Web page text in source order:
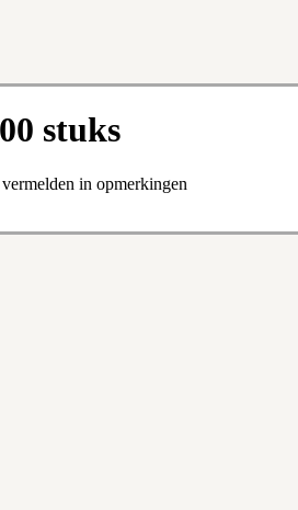
stuks
in opmerkingen